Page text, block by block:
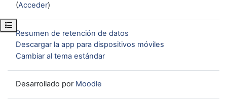
Abrir índice del curso
(Acceder)
Resumen de retención de datos
Descargar la app para dispositivos móviles
Cambiar al tema estándar
Desarrollado por Moodle